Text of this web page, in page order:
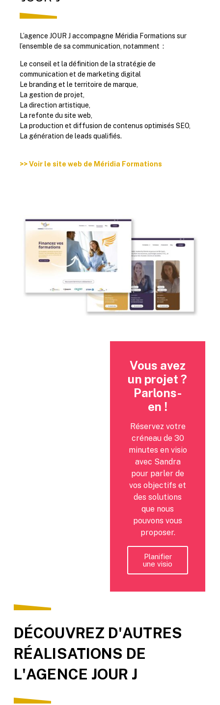
L’agence JOUR J accompagne Méridia Formations sur
l’ensemble de sa communication, notamment :
Le conseil et la définition de la stratégie de
communication et de marketing digital
Le branding et le territoire de marque,
La gestion de projet,
La direction artistique,
La refonte du site web,
La production et diffusion de contenus optimisés SEO,
La génération de leads qualifiés.
>> Voir le site web de Méridia Formations
Vous avez
un projet ?
Parlons-
en !
Réservez votre
créneau de 30
minutes en visio
avec Sandra
pour parler de
vos objectifs et
des solutions
que nous
pouvons vous
proposer.
Planifier
une visio
DÉCOUVREZ D'AUTRES
RÉALISATIONS DE
L'AGENCE JOUR J